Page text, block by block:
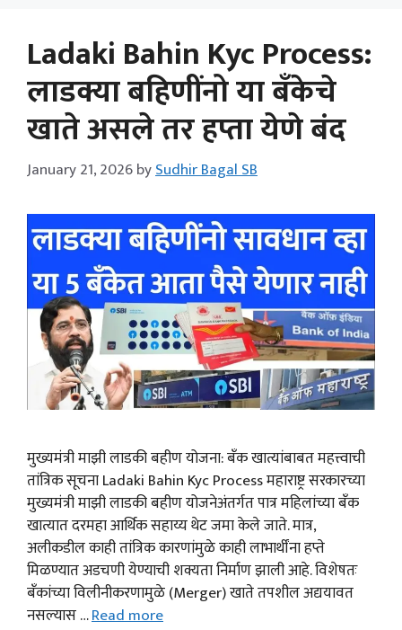
Ladaki Bahin Kyc Process:
लाडक्या बहिणींनो या बँकेचे
खाते असले तर हप्ता येणे बंद
January 21, 2026bySudhir Bagal SB
मुख्यमंत्री माझी लाडकी बहीण योजना: बँक खात्यांबाबत महत्त्वाची
तांत्रिक सूचना Ladaki Bahin Kyc Process महाराष्ट्र सरकारच्या
मुख्यमंत्री माझी लाडकी बहीण योजनेअंतर्गत पात्र महिलांच्या बँक
खात्यात दरमहा आर्थिक सहाय्य थेट जमा केले जाते. मात्र,
अलीकडील काही तांत्रिक कारणांमुळे काही लाभार्थींना हप्ते
मिळण्यात अडचणी येण्याची शक्यता निर्माण झाली आहे. विशेषतः
बँकांच्या विलीनीकरणामुळे (Merger) खाते तपशील अद्ययावत
नसल्यास …Read more